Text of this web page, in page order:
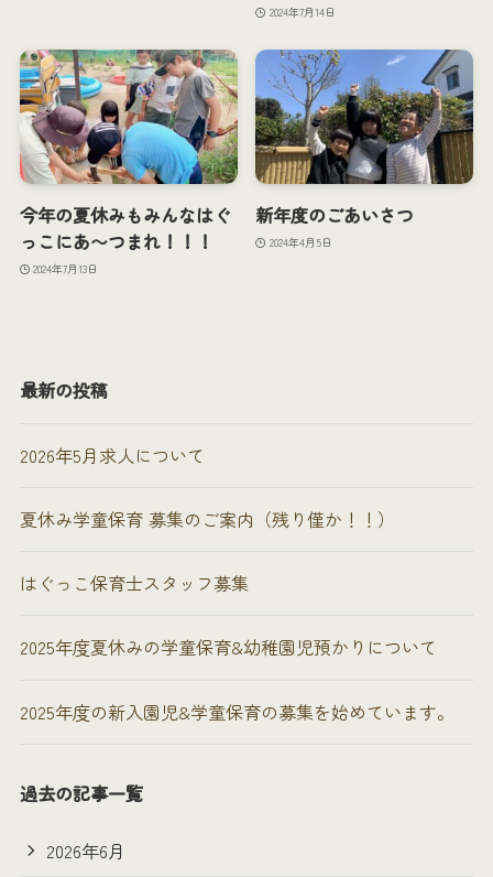
2024年7月14日
今年の夏休みもみんなはぐ
っこにあ〜つまれ！！！
2024年7月13日
新年度のごあいさつ
2024年4月5日
最新の投稿
2026年5月求人について
夏休み学童保育 募集のご案内（残り僅か！！）
はぐっこ保育士スタッフ募集
2025年度夏休みの学童保育&幼稚園児預かりについて
2025年度の新入園児&学童保育の募集を始めています。
過去の記事一覧
2026年6月